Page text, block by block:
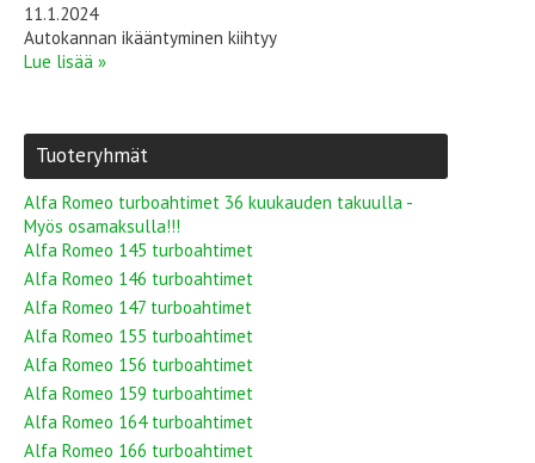
11.1.2024
Autokannan ikääntyminen kiihtyy
Lue lisää »
Tuoteryhmät
Alfa Romeo turboahtimet 36 kuukauden takuulla -
Myös osamaksulla!!!
Alfa Romeo 145 turboahtimet
Alfa Romeo 146 turboahtimet
Alfa Romeo 147 turboahtimet
Alfa Romeo 155 turboahtimet
Alfa Romeo 156 turboahtimet
Alfa Romeo 159 turboahtimet
Alfa Romeo 164 turboahtimet
Alfa Romeo 166 turboahtimet